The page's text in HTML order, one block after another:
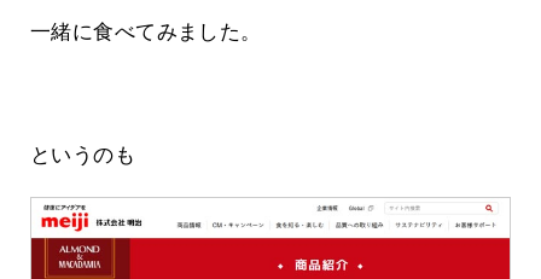
一緒に食べてみました。
というのも